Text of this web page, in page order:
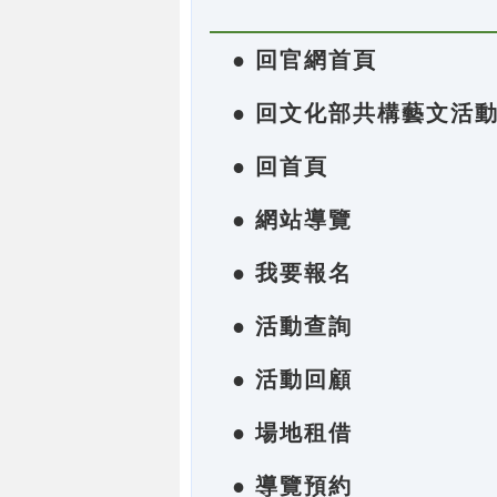
● 回官網首頁
● 回文化部共構藝文活
● 回首頁
● 網站導覽
● 我要報名
● 活動查詢
● 活動回顧
● 場地租借
● 導覽預約